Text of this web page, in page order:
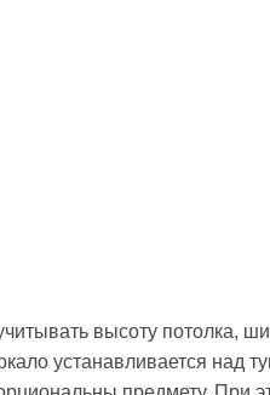
высоту потолка,
устанавливается над